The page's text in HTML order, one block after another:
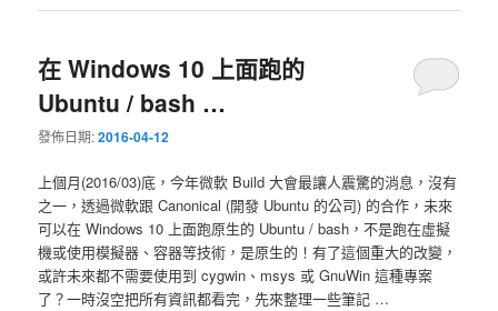
在 Windows 10 上面跑的
Ubuntu / bash …
發佈日期:2016-04-12
上個月(2016/03)底，今年微軟 Build 大會最讓人震驚的消息，沒有
之一，透過微軟跟 Canonical (開發 Ubuntu 的公司) 的合作，未來
可以在 Windows 10 上面跑原生的 Ubuntu / bash，不是跑在虛擬
機或使用模擬器、容器等技術，是原生的！有了這個重大的改變，
或許未來都不需要使用到 cygwin、msys 或 GnuWin 這種專案
了？一時沒空把所有資訊都看完，先來整理一些筆記 …